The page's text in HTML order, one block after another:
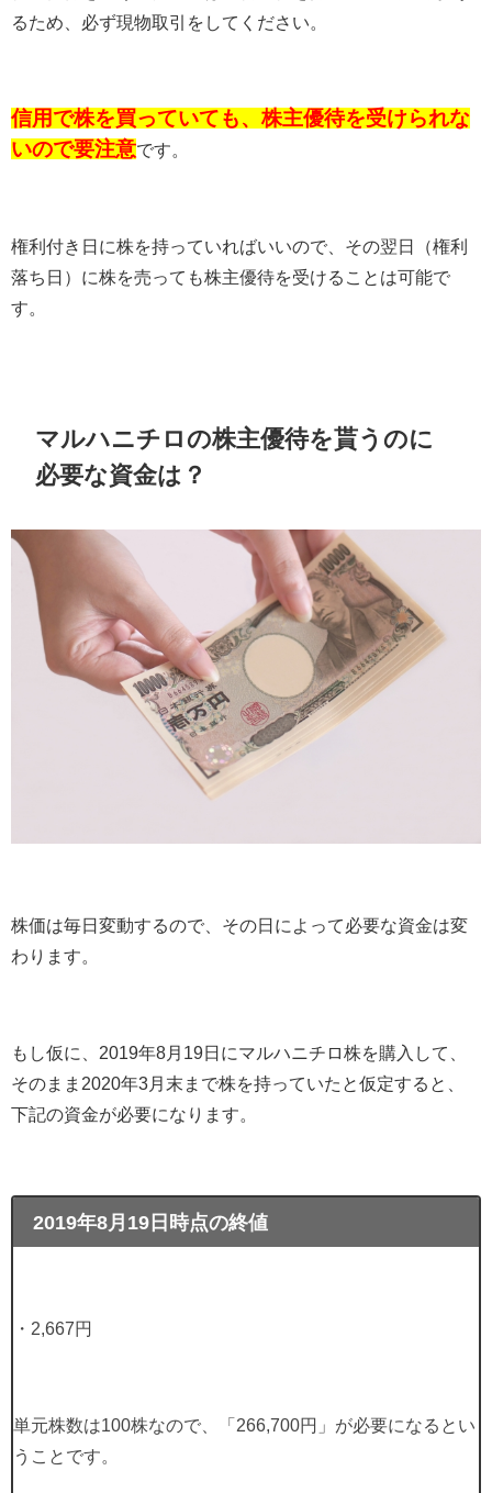
るため、必ず現物取引をしてください。
信用で株を買っていても、株主優待を受けられな
いので要注意です。
権利付き日に株を持っていればいいので、その翌日（権利
落ち日）に株を売っても株主優待を受けることは可能で
す。
マルハニチロの株主優待を貰うのに
必要な資金は？
株価は毎日変動するので、その日によって必要な資金は変
わります。
もし仮に、 2019年8 月 19日にマルハニチロ株を購入して、
そのまま 2020年3 月末まで株を持っていたと仮定すると、
下記の資金が必要になります。
2019年8月19日時点の終値
・ 2,667円
単元株数は100株なので、「 266,700円」が必要になるとい
うことです。